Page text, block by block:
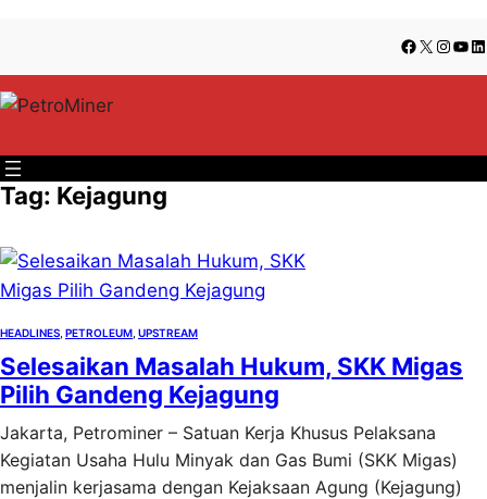
konten
content
Facebook
X
Tag: Kejagung
HEADLINES PETROLEUM UPSTREAM
Selesaikan Masalah Hukum, SKK Migas
Pilih Gandeng Kejagung
Jakarta, Petrominer – Satuan Kerja Khusus Pelaksana
Kegiatan Usaha Hulu Minyak dan Gas Bumi (SKK Migas)
menjalin kerjasama dengan Kejaksaan Agung (Kejagung)